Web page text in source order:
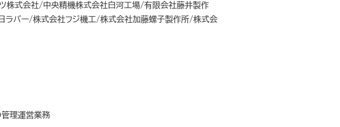
株式会社/中央精機株式会社白河工場/有限会社藤井製作
ラバー/株式会社フジ機工/株式会社加藤螺子製作所/株式会
理運営業務